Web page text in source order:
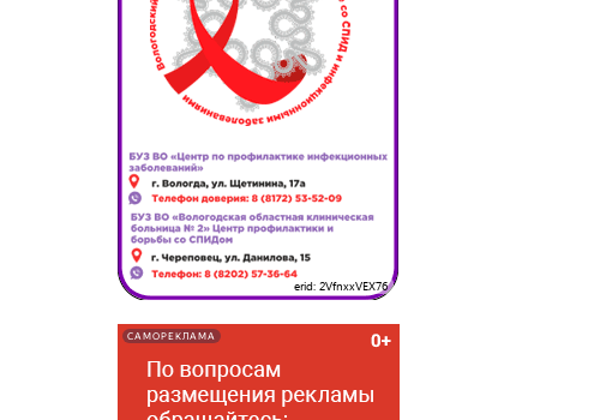
erid: 2VfnxxVEX76
САМОРЕКЛАМА